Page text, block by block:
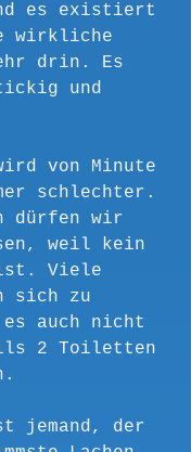
es existiert
wirkliche
drin. Es
und
von Minute
schlechter.
dürfen wir
weil kein
ist. Viele
sich zu
es auch nicht
2 Toiletten
jemand, der